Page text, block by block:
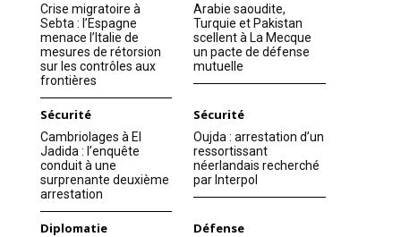
Crise migratoire à
Sebta : l’Espagne
menace l’Italie de
mesures de rétorsion
sur les contrôles aux
frontières
Arabie saoudite,
Turquie et Pakistan
scellent à La Mecque
un pacte de défense
mutuelle
Sécurité
Cambriolages à El
Jadida : l’enquête
conduit à une
surprenante deuxième
arrestation
Sécurité
Oujda : arrestation d’un
ressortissant
néerlandais recherché
par Interpol
Diplomatie Défense